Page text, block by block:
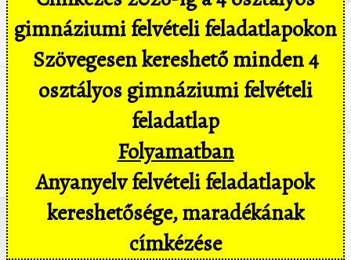
gimnáziumi felvételi feladatlapokon
Szövegesen kereshető minden 4
osztályos gimnáziumi felvételi
feladatlap
Folyamatban
Anyanyelv felvételi feladatlapok
kereshetősége, maradékának
címkézése